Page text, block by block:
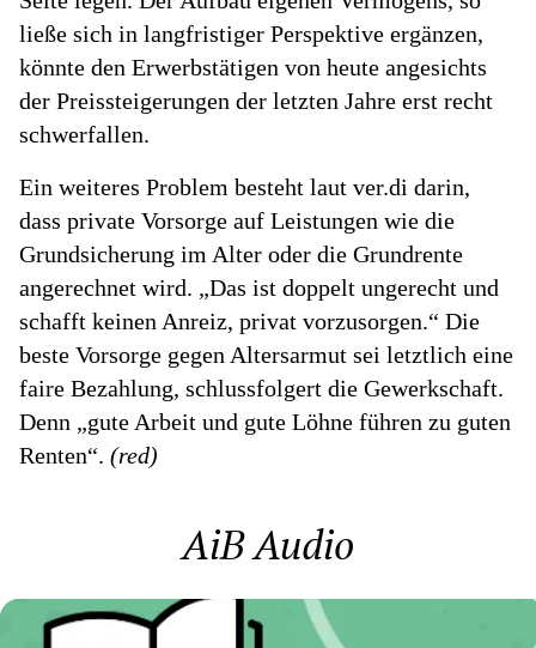
ließe sich in langfristiger Perspektive ergänzen,
könnte den Erwerbstätigen von heute angesichts
der Preissteigerungen der letzten Jahre erst recht
schwerfallen.
Ein weiteres Problem besteht laut ver.di darin,
dass private Vorsorge auf Leistungen wie die
Grundsicherung im Alter oder die Grundrente
angerechnet wird. „Das ist doppelt ungerecht und
schafft keinen Anreiz, privat vorzusorgen.“ Die
beste Vorsorge gegen Altersarmut sei letztlich eine
faire Bezahlung, schlussfolgert die Gewerkschaft.
Denn „gute Arbeit und gute Löhne führen zu guten
Renten“. (red)
AiB Audio